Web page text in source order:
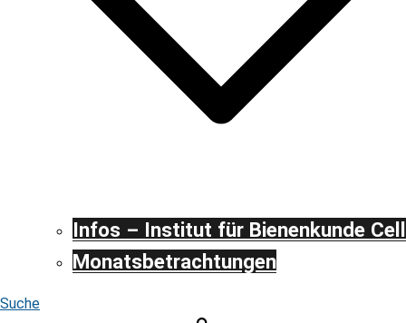
Infos – Institut für Bienenkunde
Monatsbetrachtungen
Suche